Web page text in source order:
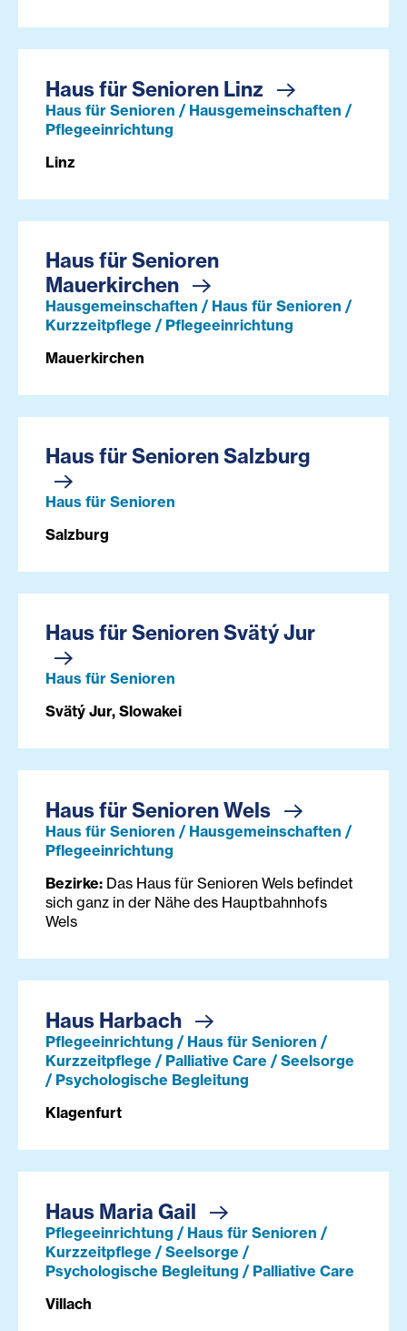
Haus für Senioren Linz
Haus für Senioren / Hausgemeinschaften /
Pflegeeinrichtung
Linz
Haus für Senioren
Mauerkirchen
Hausgemeinschaften / Haus für Senioren /
Kurzzeitpflege / Pflegeeinrichtung
Mauerkirchen
Haus für Senioren Salzburg
Haus für Senioren
Salzburg
Haus für Senioren Svätý Jur
Haus für Senioren
Svätý Jur, Slowakei
Haus für Senioren Wels
Haus für Senioren / Hausgemeinschaften /
Pflegeeinrichtung
Bezirke: Das Haus für Senioren Wels befindet
sich ganz in der Nähe des Hauptbahnhofs
Wels
Haus Harbach
Pflegeeinrichtung / Haus für Senioren /
Kurzzeitpflege / Palliative Care / Seelsorge
/ Psychologische Begleitung
Klagenfurt
Haus Maria Gail
Pflegeeinrichtung / Haus für Senioren /
Kurzzeitpflege / Seelsorge /
Psychologische Begleitung / Palliative Care
Villach